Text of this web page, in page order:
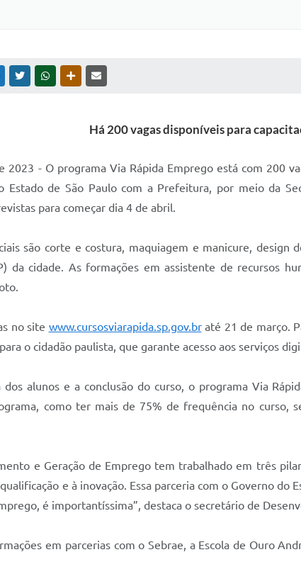
MESSENGER
TWITTERWHATSAPPOUTRAS MÍDIAS
Há 200 vagas disponíveis para
2023 - O programa Via Rápida Emprego está com 200
Estado de São Paulo com a Prefeitura, por meio da
para começar dia 4 de abril.
são corte e costura, maquiagem e manicure, design
da cidade. As formações em assistente de recursos
no site www.cursosviarapida.sp.gov.braté 21 de março.
o cidadão paulista, que garante acesso aos serviços
dos alunos e a conclusão do curso, o programa Via
como ter mais de 75% de frequência no curso,
e Geração de Emprego tem trabalhado em três
e à inovação. Essa parceria com o Governo do
é importantíssima”, destaca o secretário de
em parcerias com o Sebrae, a Escola de Ouro